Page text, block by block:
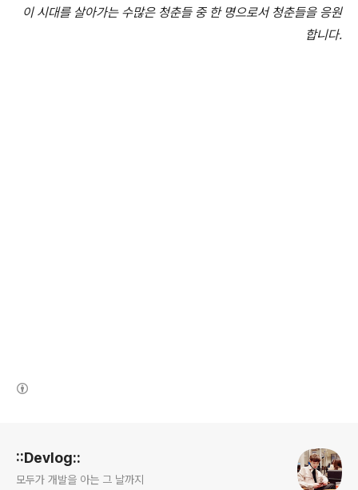
이 시대를 살아가는 수많은 청춘들 중 한 명으로서 청춘들을 응원
합니다.
::Devlog::
모두가 개발을 아는 그 날까지